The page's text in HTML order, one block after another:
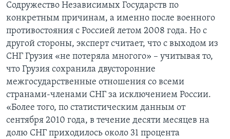
Содружество Независимых Государств по
конкретным причинам, а именно после военного
противостояния с Россией летом 2008 года. Но с
другой стороны, эксперт считает, что с выходом из
СНГ Грузия «не потеряла многого» – учитывая то,
что Грузия сохранила двусторонние
межгосударственные отношения со всеми
странами-членами СНГ за исключением России.
«Более того, по статистическим данным от
сентября 2010 года, в течение десяти месяцев на
долю СНГ приходилось около 31 процента